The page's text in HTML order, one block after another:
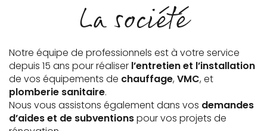
La société
Notre équipe de professionnels est à votre service
depuis 15 ans pour réaliser l’entretien et l’installation
de vos équipements de chauffage, VMC, et
plomberie sanitaire.
Nous vous assistons également dans vos demandes
d’aides et de subventions pour vos projets de